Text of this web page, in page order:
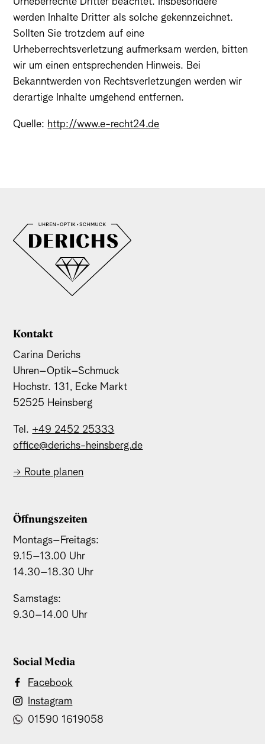
werden Inhalte Dritter als solche gekennzeichnet.
Sollten Sie trotzdem auf eine
Urheberrechtsverletzung aufmerksam werden, bitten
wir um einen entsprechenden Hinweis. Bei
Bekanntwerden von Rechtsverletzungen werden wir
derartige Inhalte umgehend entfernen.
Quelle: http://www.e-recht24.de
Kontakt
Carina Derichs
Uhren–Optik–Schmuck
Hochstr. 131, Ecke Markt
52525 Heinsberg
Tel. +49 2452 25333
office@derichs-heinsberg.de
→ Route planen
Öffnungszeiten
Montags–Freitags:
9.15–13.00 Uhr
14.30–18.30 Uhr
Samstags:
9.30–14.00 Uhr
Social Media
Facebook
Instagram
01590 1619058